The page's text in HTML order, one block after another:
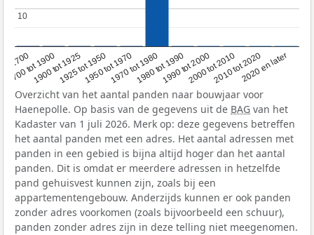
1700
1700 tot 1900
1900 tot 19251925 tot 19501950 tot 19701970 tot 19801980 tot 19901990 tot 20002000 tot 20102010 tot 20202020 en later
10
10
Overzicht van het aantal panden naar bouwjaar voor
Haenepolle. Op basis van de gegevens uit de BAG van het
Kadaster van 1 juli 2026. Merk op: deze gegevens betreffen
het aantal panden met een adres. Het aantal adressen met
panden in een gebied is bijna altijd hoger dan het aantal
panden. Dit is omdat er meerdere adressen in hetzelfde
pand gehuisvest kunnen zijn, zoals bij een
appartementengebouw. Anderzijds kunnen er ook panden
zonder adres voorkomen (zoals bijvoorbeeld een schuur),
panden zonder adres zijn in deze telling niet meegenomen.